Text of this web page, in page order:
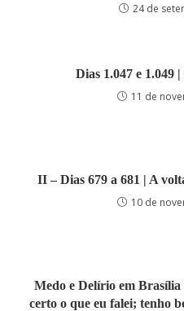
24 de
Dias 1.047 e 1.049 |
11 de
II – Dias 679 a 681 | A
10 de
Medo e Delírio em
certo o que eu falei; tenho